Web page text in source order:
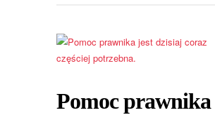
Pomoc prawnika